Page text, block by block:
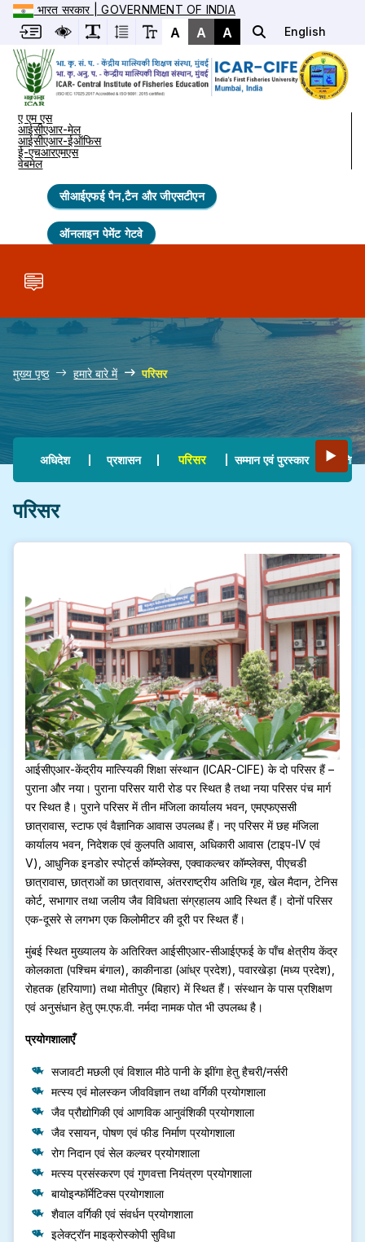
भारत सरकार | GOVERNMENT OF INDIA
A A A English
ए एम एस
आईसीएआर-मेल
आईसीएआर-ईऑफिस
ई-एचआरएमएस
वेबमेल
सीआईएफई पैन,टैन और जीएसटीएन
ऑनलाइन पेमेंट गेटवे
मुख्य पृष्ठ हमारे बारे में परिसर
Main navigation ▶
अधिदेश प्रशासन परिसर सम्मान एवं पुरस्कार
परिसर
आईसीएआर-केंद्रीय मात्स्यिकी शिक्षा संस्थान (ICAR-CIFE) के दो परिसर हैं –
पुराना और नया। पुराना परिसर यारी रोड पर स्थित है तथा नया परिसर पंच मार्ग
पर स्थित है। पुराने परिसर में तीन मंजिला कार्यालय भवन, एमएफएससी
छात्रावास, स्टाफ एवं वैज्ञानिक आवास उपलब्ध हैं। नए परिसर में छह मंजिला
कार्यालय भवन, निदेशक एवं कुलपति आवास, अधिकारी आवास (टाइप-IV एवं
V), आधुनिक इनडोर स्पोर्ट्स कॉम्प्लेक्स, एक्वाकल्चर कॉम्प्लेक्स, पीएचडी
छात्रावास, छात्राओं का छात्रावास, अंतरराष्ट्रीय अतिथि गृह, खेल मैदान, टेनिस
कोर्ट, सभागार तथा जलीय जैव विविधता संग्रहालय आदि स्थित हैं। दोनों परिसर
एक-दूसरे से लगभग एक किलोमीटर की दूरी पर स्थित हैं।
मुंबई स्थित मुख्यालय के अतिरिक्त आईसीएआर-सीआईएफई के पाँच क्षेत्रीय केंद्र
कोलकाता (पश्चिम बंगाल), काकीनाडा (आंध्र प्रदेश), पवारखेड़ा (मध्य प्रदेश),
रोहतक (हरियाणा) तथा मोतीपुर (बिहार) में स्थित हैं। संस्थान के पास प्रशिक्षण
एवं अनुसंधान हेतु एम.एफ.वी. नर्मदा नामक पोत भी उपलब्ध है।
प्रयोगशालाएँ
सजावटी मछली एवं विशाल मीठे पानी के झींगा हेतु हैचरी/नर्सरी
मत्स्य एवं मोलस्कन जीवविज्ञान तथा वर्गिकी प्रयोगशाला
जैव प्रौद्योगिकी एवं आणविक आनुवंशिकी प्रयोगशाला
जैव रसायन, पोषण एवं फीड निर्माण प्रयोगशाला
रोग निदान एवं सेल कल्चर प्रयोगशाला
मत्स्य प्रसंस्करण एवं गुणवत्ता नियंत्रण प्रयोगशाला
बायोइन्फॉर्मेटिक्स प्रयोगशाला
शैवाल वर्गिकी एवं संवर्धन प्रयोगशाला
इलेक्ट्रॉन माइक्रोस्कोपी सुविधा